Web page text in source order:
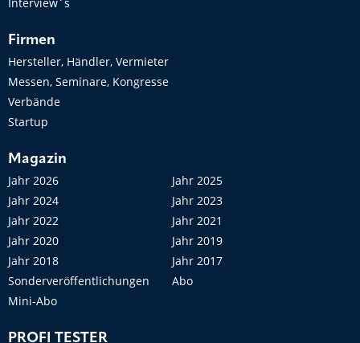
Firmen
Hersteller, Händler, Vermieter
Messen, Seminare, Kongresse
Verbände
Startup
Magazin
Jahr 2026
Jahr 2025
Jahr 2024
Jahr 2023
Jahr 2022
Jahr 2021
Jahr 2020
Jahr 2019
Jahr 2018
Jahr 2017
Sonderveröffentlichungen
Abo
Mini-Abo
PROFI TESTER